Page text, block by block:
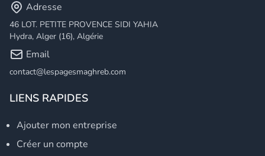
Adresse
46 LOT. PETITE PROVENCE SIDI YAHIA
Hydra, Alger (16), Algérie
Email
contact@lespagesmaghreb.com
LIENS RAPIDES
Ajouter mon entreprise
Créer un compte